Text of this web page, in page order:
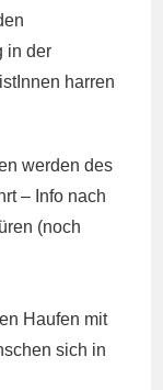
in der
harren
werden des
– Info nach
(noch
Haufen mit
sich in